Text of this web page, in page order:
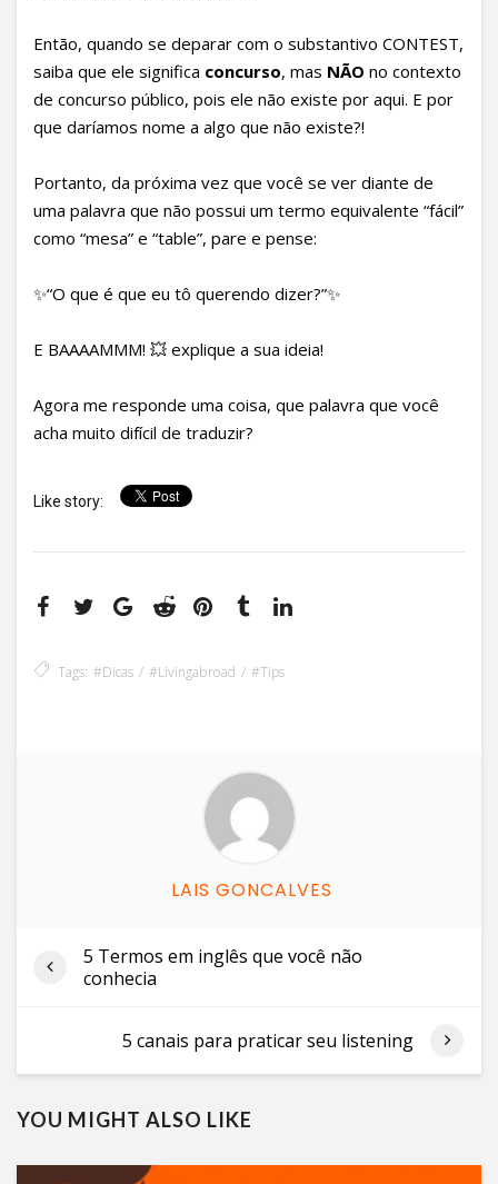
Então, quando se deparar com o substantivo CONTEST,
saiba que ele significa concurso, mas NÃO no contexto
de concurso público, pois ele não existe por aqui. E por
que daríamos nome a algo que não existe?!
Portanto, da próxima vez que você se ver diante de
uma palavra que não possui um termo equivalente “fácil”
como “mesa” e “table”, pare e pense:
✨“O que é que eu tô querendo dizer?”✨
E BAAAAMMM! 💥 explique a sua ideia!
Agora me responde uma coisa, que palavra que você
acha muito difícil de traduzir?
Like story:
Tags: #dicas #livingabroad #tips
LAIS GONCALVES
5 Termos em inglês que você não
conhecia
5 canais para praticar seu listening
YOU MIGHT ALSO LIKE